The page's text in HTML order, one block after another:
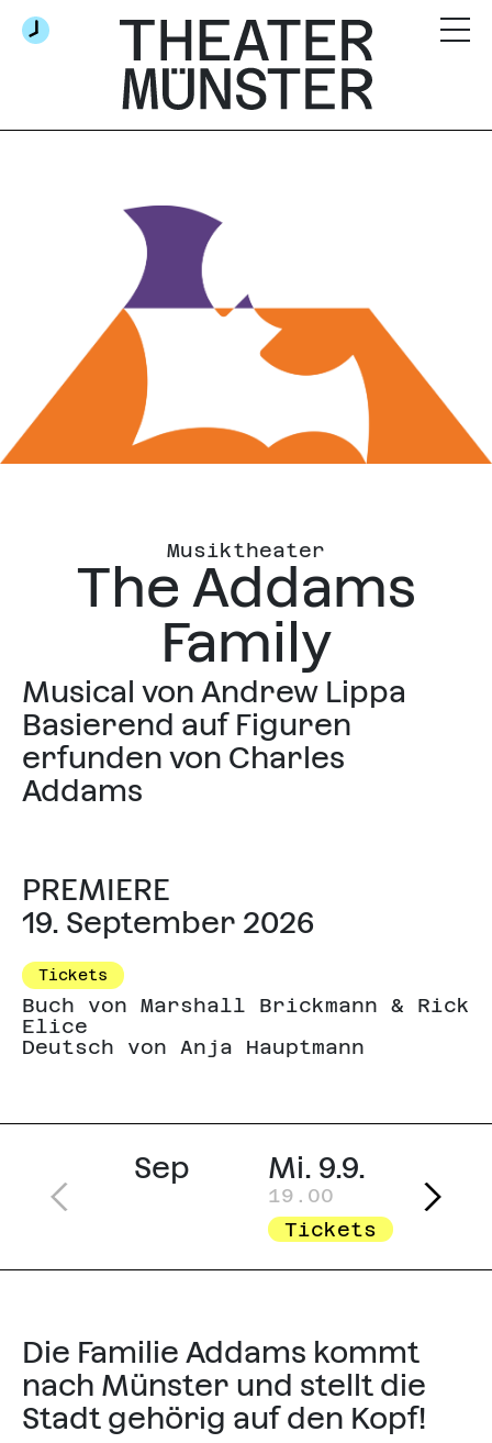
Musiktheater
The Addams
Family
Musical von Andrew Lippa
Basierend auf Figuren
erfunden von Charles
Addams
PREMIERE
19. September 2026
Tickets
Buch von Marshall Brickmann & Rick
Elice
Deutsch von Anja Hauptmann
Sep Mi. 9.9.
19.00
Tickets
Die Familie Addams kommt
nach Münster und stellt die
Stadt gehörig auf den Kopf!